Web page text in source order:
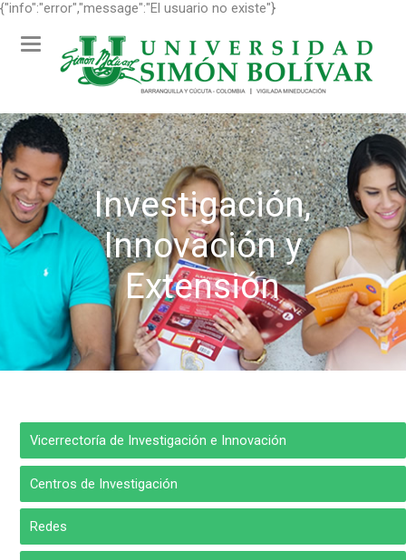
{"info":"error","message":"El usuario no existe"}
Toggle
navigation
Investigación,
Innovación y
Extensión
Vicerrectoría de Investigación e Innovación
Centros de Investigación
Redes